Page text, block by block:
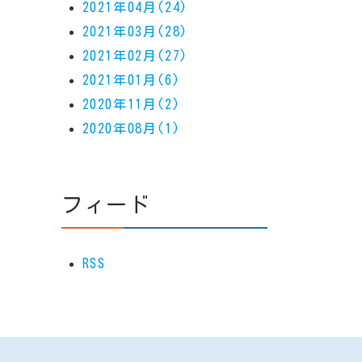
2021年04月(24)
2021年03月(28)
2021年02月(27)
2021年01月(6)
2020年11月(2)
2020年08月(1)
フィード
RSS